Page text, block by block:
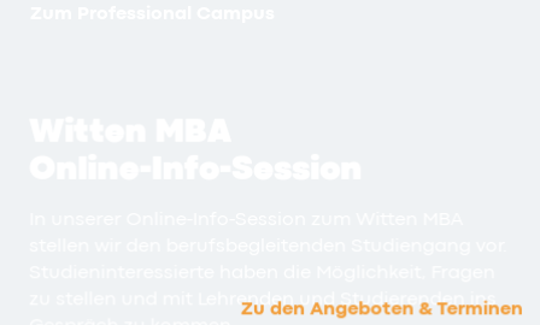
zu stellen und mit Lehrenden und Studierenden ins
Zu den Angeboten & Terminen